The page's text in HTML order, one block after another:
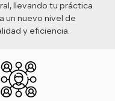
llevando tu práctica
un nuevo nivel de
y eficiencia.